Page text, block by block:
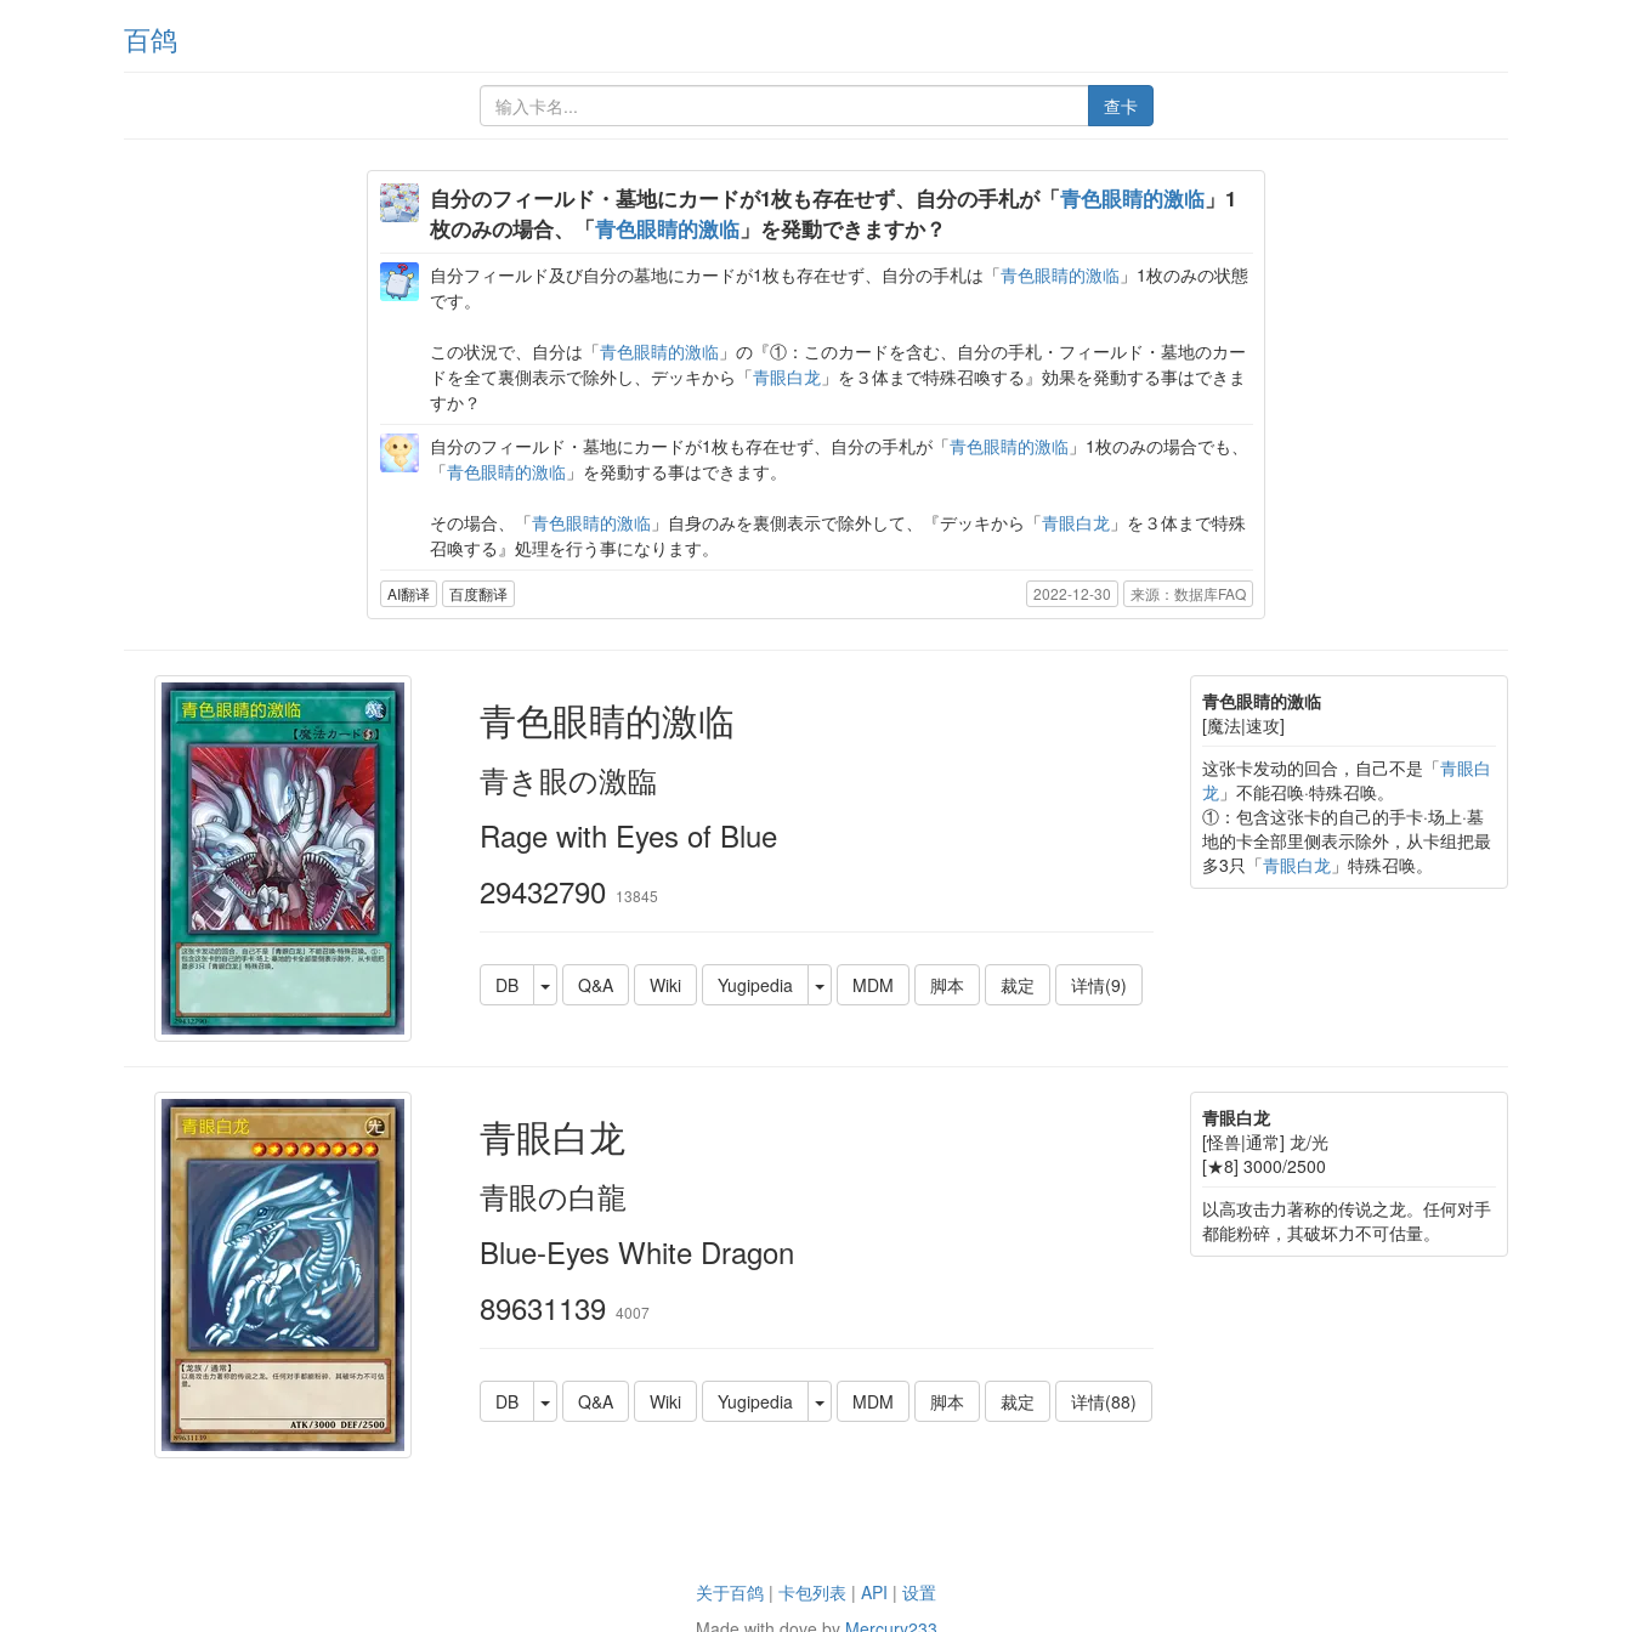
百鸽
查卡
自分のフィールド・墓地にカードが1枚も存在せず、自分の手札が「青色眼睛的激临 」1
枚のみの場合、「青色眼睛的激临 」を発動できますか？
自分フィールド及び自分の墓地にカードが1枚も存在せず、自分の手札は「青色眼睛的激临 」1枚のみの状態
です。
この状況で、自分は「青色眼睛的激临 」の『①：このカードを含む、自分の手札・フィールド・墓地のカー
ドを全て裏側表示で除外し、デッキから「青眼白龙 」を３体まで特殊召喚する』効果を発動する事はできま
すか？
自分のフィールド・墓地にカードが1枚も存在せず、自分の手札が「青色眼睛的激临 」1枚のみの場合でも、
「青色眼睛的激临 」を発動する事はできます。
その場合、「青色眼睛的激临 」自身のみを裏側表示で除外して、『デッキから「青眼白龙 」を３体まで特殊
召喚する』処理を行う事になります。
AI翻译 百度翻译 2022-12-30 来源：数据库FAQ
青色眼睛的激临
青き眼の激臨
Rage with Eyes of Blue
29432790 13845
DB Q&A Wiki Yugipedia MDM 脚本 裁定 详情(9)
青色眼睛的激临
[魔法|速攻]
这张卡发动的回合，自己不是「青眼白
龙 」不能召唤·特殊召唤。
①：包含这张卡的自己的手卡·场上·墓
地的卡全部里侧表示除外，从卡组把最
多3只「青眼白龙 」特殊召唤。
青眼白龙
青眼の白龍
Blue-Eyes White Dragon
89631139 4007
DB Q&A Wiki Yugipedia MDM 脚本 裁定 详情(88)
青眼白龙
[怪兽|通常] 龙/光
[★8] 3000/2500
以高攻击力著称的传说之龙。任何对手
都能粉碎，其破坏力不可估量。
关于百鸽 | 卡包列表 | API | 设置